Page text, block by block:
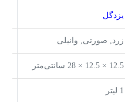
یزدگل
زرد, صورتی, وانیلی
12.5 × 12.5 × 28 سانتی‌متر